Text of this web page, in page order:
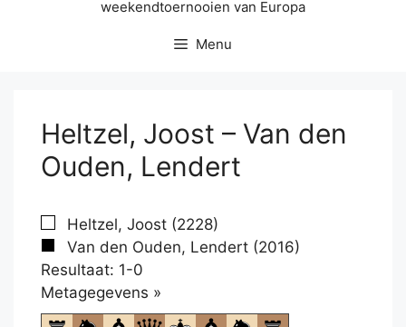
weekendtoernooien van Europa
Menu
Heltzel, Joost – Van den
Ouden, Lendert
Heltzel, Joost (2228)
Van den Ouden, Lendert (2016)
Resultaat: 1-0
Metagegevens »
om